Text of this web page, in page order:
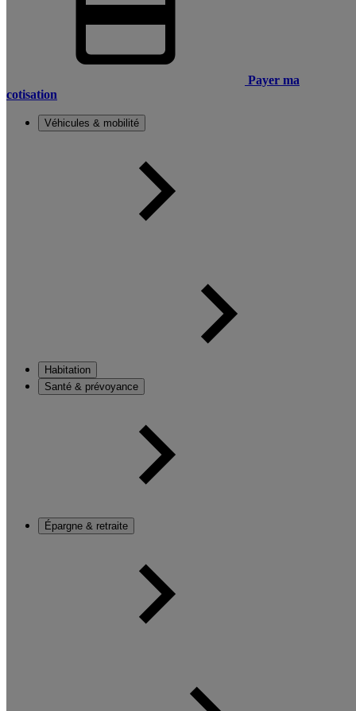
Payer ma
cotisation
Véhicules & mobilité
Habitation
Santé & prévoyance
Épargne & retraite